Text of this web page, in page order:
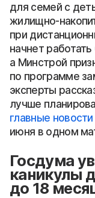
для семей с
жилищно-
при
начнет
а Минстрой
по программе
эксперты
лучше
главные
июня в одном
Госдума
каникулы
до 18